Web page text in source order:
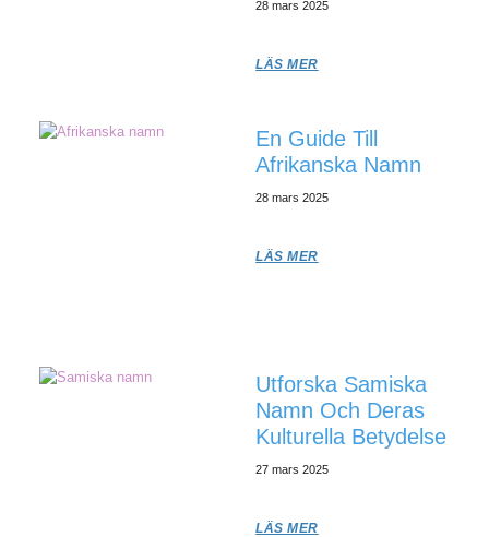
28 mars 2025
LÄS MER
En Guide Till
Afrikanska Namn
28 mars 2025
LÄS MER
Utforska Samiska
Namn Och Deras
Kulturella Betydelse
27 mars 2025
LÄS MER